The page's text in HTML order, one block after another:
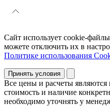
Сайт использует cookie-
можете отключить их в
Политике использования
Принять условия
Все цены и расчеты
стоимость и наличие
необходимо уточнять у